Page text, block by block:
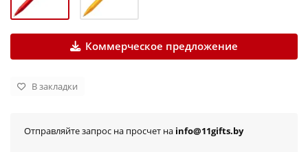
Коммерческое предложение
В закладки
Отправляйте запрос на просчет на info@11gifts.by